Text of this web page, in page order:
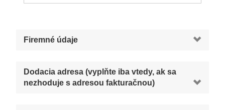
Firemné údaje
Dodacia adresa (vyplňte iba vtedy, ak sa
nezhoduje s adresou fakturačnou)